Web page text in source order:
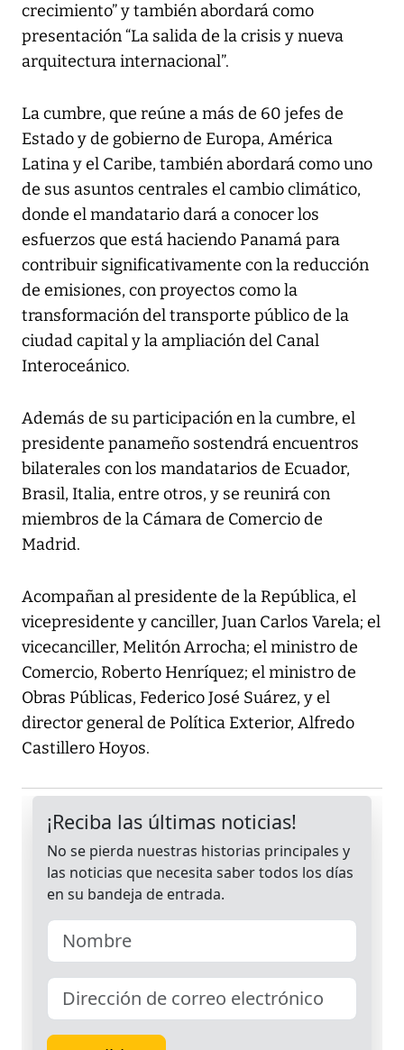
crecimiento” y también abordará como
presentación “La salida de la crisis y nueva
arquitectura internacional”.
La cumbre, que reúne a más de 60 jefes de
Estado y de gobierno de Europa, América
Latina y el Caribe, también abordará como uno
de sus asuntos centrales el cambio climático,
donde el mandatario dará a conocer los
esfuerzos que está haciendo Panamá para
contribuir significativamente con la reducción
de emisiones, con proyectos como la
transformación del transporte público de la
ciudad capital y la ampliación del Canal
Interoceánico.
Además de su participación en la cumbre, el
presidente panameño sostendrá encuentros
bilaterales con los mandatarios de Ecuador,
Brasil, Italia, entre otros, y se reunirá con
miembros de la Cámara de Comercio de
Madrid.
Acompañan al presidente de la República, el
vicepresidente y canciller, Juan Carlos Varela; el
vicecanciller, Melitón Arrocha; el ministro de
Comercio, Roberto Henríquez; el ministro de
Obras Públicas, Federico José Suárez, y el
director general de Política Exterior, Alfredo
Castillero Hoyos.